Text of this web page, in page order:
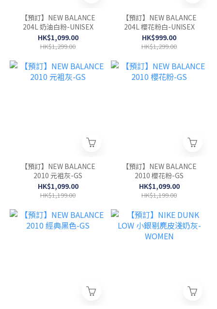
【預訂】NEW BALANCE
204L 奶油白粉-UNISEX
HK$1,099.00
HK$1,299.00
【預訂】NEW BALANCE
204L 櫻花粉白-UNISEX
HK$999.00
HK$1,299.00
【預訂】NEW BALANCE
2010 元袓灰-GS
HK$1,099.00
HK$1,199.00
【預訂】NEW BALANCE
2010 櫻花粉-GS
HK$1,099.00
HK$1,199.00